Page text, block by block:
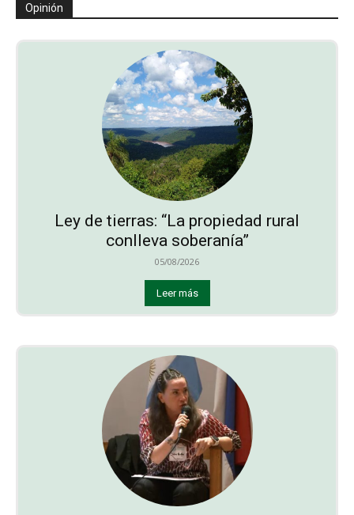
Opinión
Ley de tierras: “La propiedad rural
conlleva soberanía”
05/08/2026
Leer más